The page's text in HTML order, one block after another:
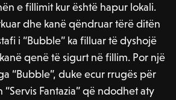
e fillimit kur është hapur lokali.
dhe kanë qëndruar tërë ditën
i “Bubble” ka filluar të dyshojë
qenë të sigurt në fillim. Por një
“Bubble”, duke ecur rrugës për
“Servis Fantazia” që ndodhet aty